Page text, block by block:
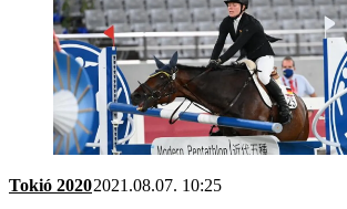
Tokió 20202021.08.07. 10:25